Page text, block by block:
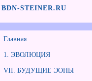
BDN-STEINER.RU
Главная
1. ЭВОЛЮЦИЯ
VII. БУДУЩИЕ ЭОНЫ